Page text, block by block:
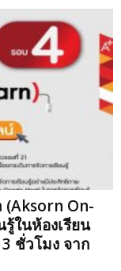
(Aksorn On-
ในห้องเรียน
ชั่วโมง จาก